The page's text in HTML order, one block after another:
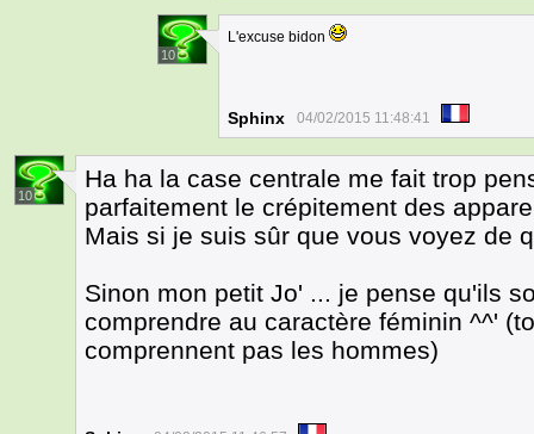
10
L'excuse bidon
Sphinx 04/02/2015 11:48:41
10
Ha ha la case centrale me fait trop
parfaitement le crépitement des
Mais si je suis sûr que vous voyez de
Sinon mon petit Jo' ... je pense qu'ils
comprendre au caractère féminin ^^'
comprennent pas les hommes)